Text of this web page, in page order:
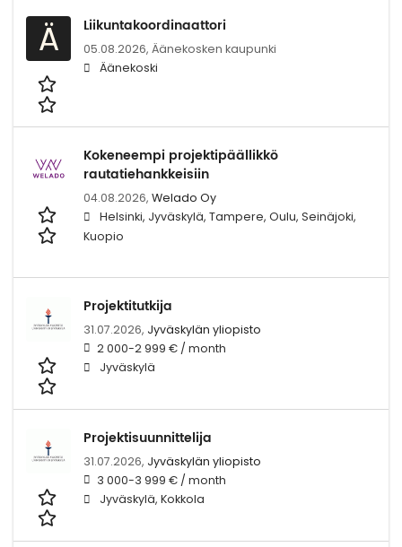
Ä Liikuntakoordinaattori
05.08.2026, Äänekosken kaupunki
Äänekoski
Kokeneempi projektipäällikkö
rautatiehankkeisiin
04.08.2026, Welado Oy
Helsinki, Jyväskylä, Tampere, Oulu, Seinäjoki,
Kuopio
Projektitutkija
31.07.2026, Jyväskylän yliopisto
2 000-2 999 € / month
Jyväskylä
Projektisuunnittelija
31.07.2026, Jyväskylän yliopisto
3 000-3 999 € / month
Jyväskylä, Kokkola